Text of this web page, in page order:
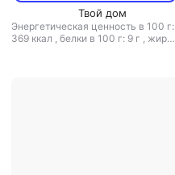
Твой дом
Энергетическая ценность в 100 г:
369 ккал , белки в 100 г: 9 г , жиры